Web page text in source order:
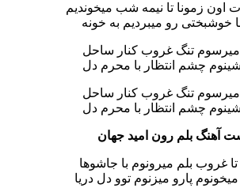
اون زمونا تا نیمه شب میخوندیم
خوشبختی رو میبردیم به خونه
تنگ غروب کنار ساحل
چشم انتظار با محرم دل
تنگ غروب کنار ساحل
چشم انتظار با محرم دل
آهنگ بلم رون امید جهان
تا غروب بلم میرونوم با جاشوها
پارو میزنوم توو دل دریا